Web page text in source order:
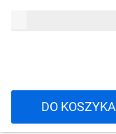
DO KOSZYKA